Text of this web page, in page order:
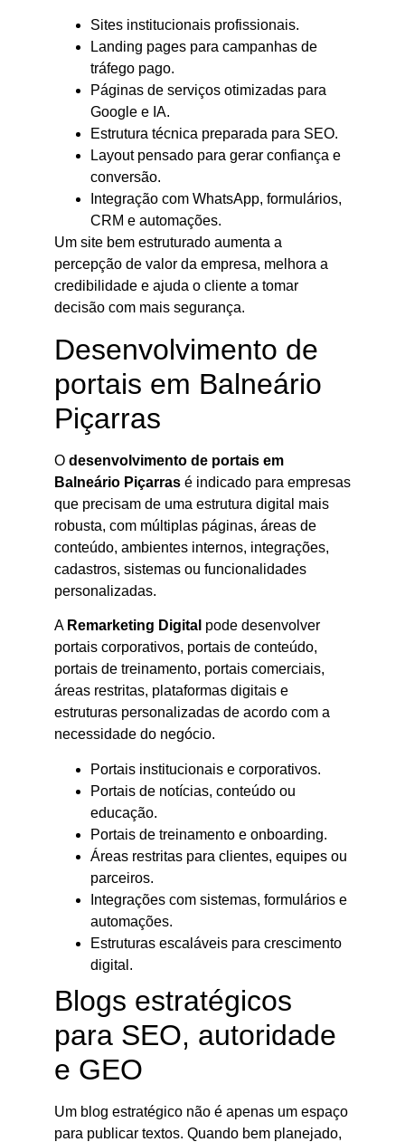
Sites institucionais profissionais.
Landing pages para campanhas de
tráfego pago.
Páginas de serviços otimizadas para
Google e IA.
Estrutura técnica preparada para SEO.
Layout pensado para gerar confiança e
conversão.
Integração com WhatsApp, formulários,
CRM e automações.
Um site bem estruturado aumenta a
percepção de valor da empresa, melhora a
credibilidade e ajuda o cliente a tomar
decisão com mais segurança.
Desenvolvimento de
portais em Balneário
Piçarras
O desenvolvimento de portais em
Balneário Piçarras é indicado para empresas
que precisam de uma estrutura digital mais
robusta, com múltiplas páginas, áreas de
conteúdo, ambientes internos, integrações,
cadastros, sistemas ou funcionalidades
personalizadas.
A Remarketing Digital pode desenvolver
portais corporativos, portais de conteúdo,
portais de treinamento, portais comerciais,
áreas restritas, plataformas digitais e
estruturas personalizadas de acordo com a
necessidade do negócio.
Portais institucionais e corporativos.
Portais de notícias, conteúdo ou
educação.
Portais de treinamento e onboarding.
Áreas restritas para clientes, equipes ou
parceiros.
Integrações com sistemas, formulários e
automações.
Estruturas escaláveis para crescimento
digital.
Blogs estratégicos
para SEO, autoridade
e GEO
Um blog estratégico não é apenas um espaço
para publicar textos. Quando bem planejado,